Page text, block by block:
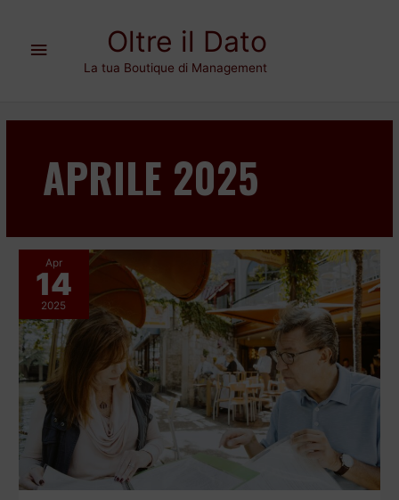
contenuto
Oltre il Dato
La tua Boutique di Management
principale
APRILE 2025
Apr
14
2025
il
passaggio
generazionale
azienda?